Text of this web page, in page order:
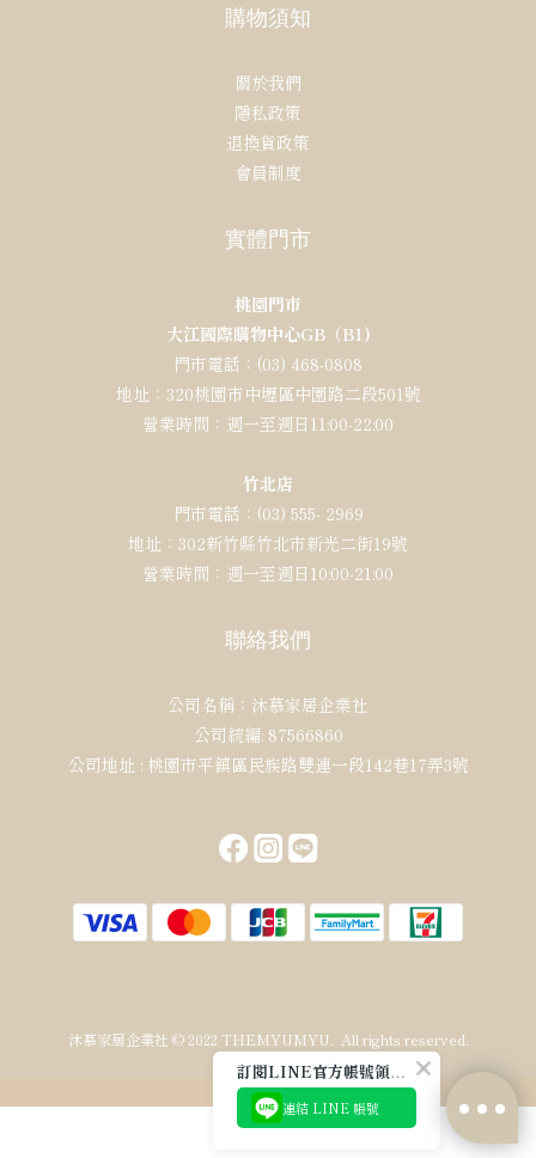
立即購買
購物須知
關於我們
隱私政策
退換貨政策
會員制度
實體門市
桃園門市
大江國際購物中心GB（B1)
門市電話：(03) 468-0808
地址：320桃園市中壢區中園路二段501號
營業時間：週一至週日11:00-22:00
竹北店
門市電話：(03) 555- 2969
地址：302新竹縣竹北市新光二街19號
營業時間：週一至週日10:00-21:00
聯絡我們
公司名稱：沐慕家居企業社
公司統編: 87566860
公司地址 : 桃園市平鎮區民族路雙連一段142巷17弄3號
沐慕家居企業社 © 2022 THEMYUMYU. All rights reserved.
訂閱LINE官方帳號領取免運券✨
連結 LINE 帳號